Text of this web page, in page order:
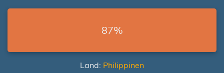
87%
Land: Philippinen